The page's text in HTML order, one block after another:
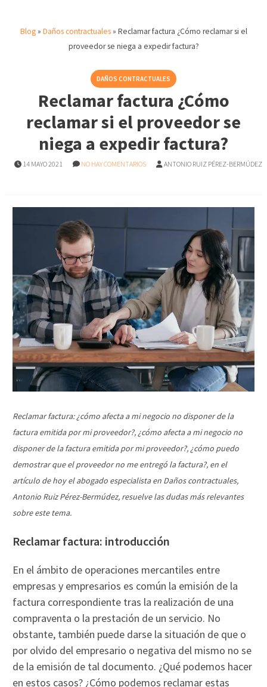
Blog» Daños contractuales» Reclamar factura ¿Cómo reclamar si el
proveedor se niega a expedir factura?
DAÑOS CONTRACTUALES
Reclamar factura ¿Cómo
reclamar si el proveedor se
niega a expedir factura?
14 MAYO 2021 NO HAY COMENTARIOS ANTONIO RUIZ PÉREZ-BERMÚDEZ
Reclamar factura: ¿cómo afecta a mi negocio no disponer de la
factura emitida por mi proveedor?, ¿cómo afecta a mi negocio no
disponer de la factura emitida por mi proveedor?, ¿cómo puedo
demostrar que el proveedor no me entregó la factura?, en el
artículo de hoy el abogado especialista en Daños contractuales,
Antonio Ruiz Pérez-Bermúdez, resuelve las dudas más relevantes
sobre este tema.
Reclamar factura: introducción
En el ámbito de operaciones mercantiles entre
empresas y empresarios es común la emisión de la
factura correspondiente tras la realización de una
compraventa o la prestación de un servicio. No
obstante, también puede darse la situación de que o
por olvido del empresario o negativa del mismo no se
de la emisión de tal documento. ¿Qué podemos hacer
en estos casos? ¿Cómo podemos reclamar estas